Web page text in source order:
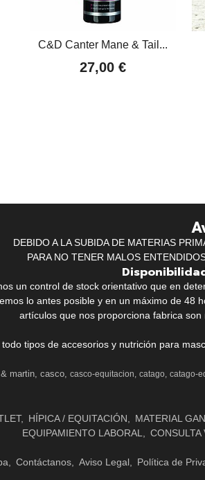
C&D Canter Mane & Tail...
27,00 €
DEBIDO A LA SUBIDA DE MATERIAS
PARA NO TENER MALOS
un control de stock orientativo que en
lo antes posible y en un máximo de
artículos que nos proporciona fabrica
tipos de accesorios y nutrición para
martin casco casco-equitacion catago catago-
HÍPICA / EQUITACIÓN MATERIAL
EQUIPAMIENTO LABORAL
CONSULTA
Contáctanos Aviso Legal Política de